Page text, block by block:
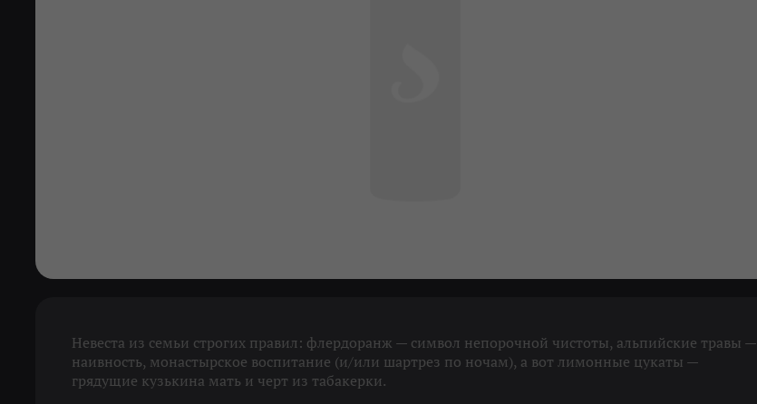
Невеста из семьи строгих правил: флердоранж — символ непорочной чистоты, альпийские травы —
наивность, монастырское воспитание (и/или шартрез по ночам), а вот лимонные цукаты —
грядущие кузькина мать и черт из табакерки.